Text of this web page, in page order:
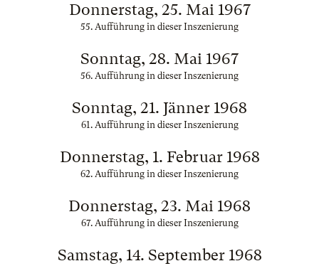
Donnerstag, 25. Mai 1967
55. Aufführung in dieser Inszenierung
Sonntag, 28. Mai 1967
56. Aufführung in dieser Inszenierung
Sonntag, 21. Jänner 1968
61. Aufführung in dieser Inszenierung
Donnerstag, 1. Februar 1968
62. Aufführung in dieser Inszenierung
Donnerstag, 23. Mai 1968
67. Aufführung in dieser Inszenierung
Samstag, 14. September 1968